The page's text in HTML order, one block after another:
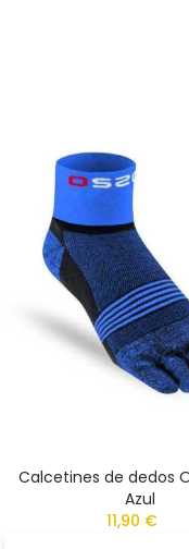
Calcetines de dedos
Azul
11,90 €